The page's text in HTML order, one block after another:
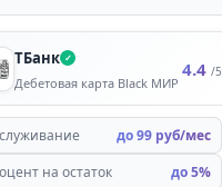
ТБанк ✓
Дебетовая карта Black МИР
4.4 /5
дo 99 pуб/мec
нa ocтaтoк
дo 5%